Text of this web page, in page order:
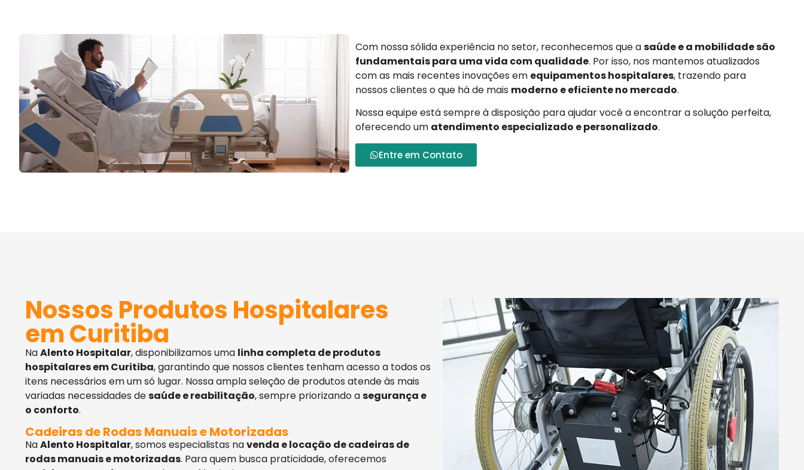
Com nossa sólida experiência no setor, reconhecemos que asaúde e a mobilidade são
fundamentais para uma vida com qualidade. Por isso, nos mantemos atualizados
com as mais recentes inovações em equipamentos hospitalares, trazendo para
nossos clientes o que há de mais moderno e eficiente no mercado.
Nossa equipe está sempre à disposição para ajudar você a encontrar a solução perfeita,
oferecendo um atendimento especializado e personalizado.
Entre em Contato
Nossos Produtos Hospitalares
em Curitiba
NaAlento Hospitalar, disponibilizamos uma linha completa de produtos
hospitalares em Curitiba, garantindo que nossos clientes tenham acesso a todos os
itens necessários em um só lugar. Nossa ampla seleção de produtos atende às mais
variadas necessidades desaúde e reabilitação, sempre priorizando asegurança e
o conforto.
Cadeiras de Rodas Manuais e Motorizadas
NaAlento Hospitalar, somos especialistas navenda e locação de cadeiras de
rodas manuais e motorizadas. Para quem busca praticidade, oferecemos